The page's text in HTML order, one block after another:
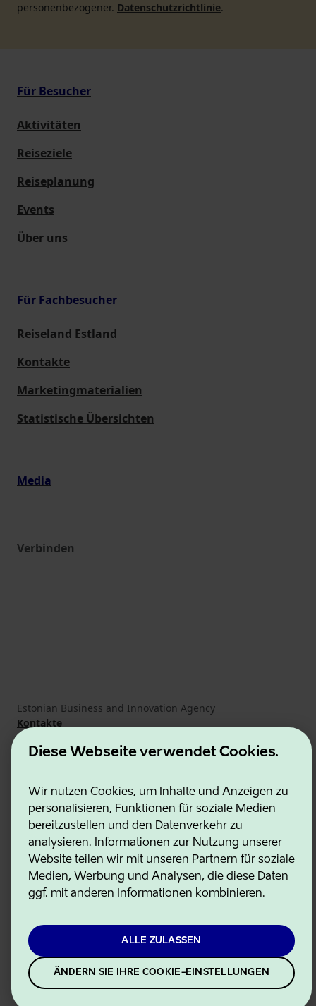
Diese Webseite verwendet Cookies.
Wir nutzen Cookies, um Inhalte und Anzeigen zu
personalisieren, Funktionen für soziale Medien
bereitzustellen und den Datenverkehr zu
analysieren. Informationen zur Nutzung unserer
Website teilen wir mit unseren Partnern für soziale
Medien, Werbung und Analysen, die diese Daten
ggf. mit anderen Informationen kombinieren.
ALLE ZULASSEN
ÄNDERN SIE IHRE COOKIE-EINSTELLUNGEN
personenbezogener. Datenschutzrichtlinie.
Für Besucher
Aktivitäten
Reiseziele
Reiseplanung
Events
Über uns
Für Fachbesucher
Reiseland Estland
Kontakte
Marketingmaterialien
Statistische Übersichten
Media
Verbinden
Estonian Business and Innovation Agency
Kontakte
Kooperationspartner
Nutzungsbedingungen